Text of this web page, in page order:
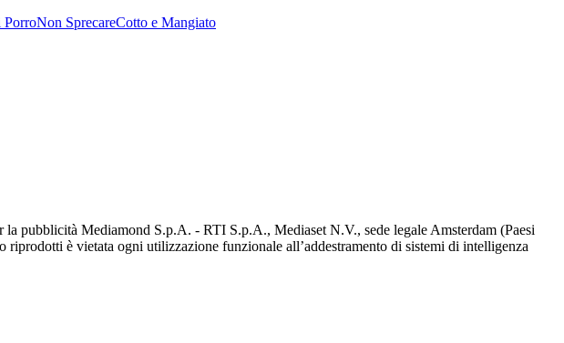
PorroNon SprecareCotto e Mangiato
pubblicità Mediamond S.p.A. - RTI S.p.A., Mediaset N.V., sede legale Amsterdam (Paesi
riprodotti è vietata ogni utilizzazione funzionale all’addestramento di sistemi di intelligenza